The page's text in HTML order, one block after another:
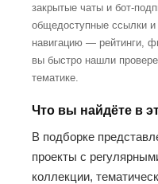
закрытые чаты и бот-
общедоступные ссылки
навигацию — рейтинги,
вы быстро нашли
тематике.
Что вы найдёте в
В подборке
проекты с
коллекции,